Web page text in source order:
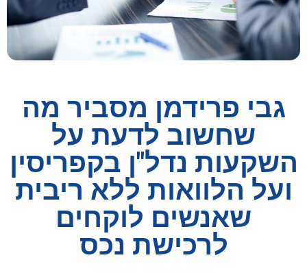
גבי פרידמן מסביר מה
שחשוב לדעת על
השקעות נדל"ן בקפריסין
ועל הלוואות ללא ריבית
שאנשים לוקחים
לרכישת נכס